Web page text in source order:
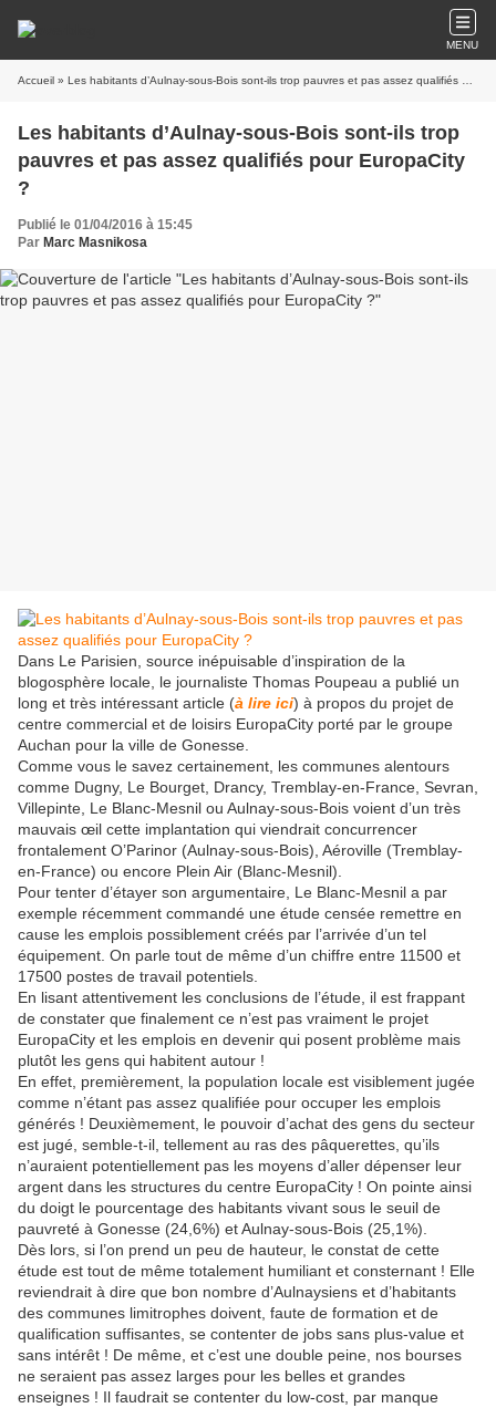
MENU
Accueil » Les habitants d’Aulnay-sous-Bois sont-ils trop pauvres et pas assez qualifiés pour EuropaCity ?
Les habitants d’Aulnay-sous-Bois sont-ils trop
pauvres et pas assez qualifiés pour EuropaCity
?
Publié le 01/04/2016 à 15:45
Par Marc Masnikosa
Dans Le Parisien, source inépuisable d’inspiration de la
blogosphère locale, le journaliste Thomas Poupeau a publié un
long et très intéressant article (à lire ici) à propos du projet de
centre commercial et de loisirs EuropaCity porté par le groupe
Auchan pour la ville de Gonesse.
Comme vous le savez certainement, les communes alentours
comme Dugny, Le Bourget, Drancy, Tremblay-en-France, Sevran,
Villepinte, Le Blanc-Mesnil ou Aulnay-sous-Bois voient d’un très
mauvais œil cette implantation qui viendrait concurrencer
frontalement O’Parinor (Aulnay-sous-Bois), Aéroville (Tremblay-
en-France) ou encore Plein Air (Blanc-Mesnil).
Pour tenter d’étayer son argumentaire, Le Blanc-Mesnil a par
exemple récemment commandé une étude censée remettre en
cause les emplois possiblement créés par l’arrivée d’un tel
équipement. On parle tout de même d’un chiffre entre 11500 et
17500 postes de travail potentiels.
En lisant attentivement les conclusions de l’étude, il est frappant
de constater que finalement ce n’est pas vraiment le projet
EuropaCity et les emplois en devenir qui posent problème mais
plutôt les gens qui habitent autour !
En effet, premièrement, la population locale est visiblement jugée
comme n’étant pas assez qualifiée pour occuper les emplois
générés ! Deuxièmement, le pouvoir d’achat des gens du secteur
est jugé, semble-t-il, tellement au ras des pâquerettes, qu’ils
n’auraient potentiellement pas les moyens d’aller dépenser leur
argent dans les structures du centre EuropaCity ! On pointe ainsi
du doigt le pourcentage des habitants vivant sous le seuil de
pauvreté à Gonesse (24,6%) et Aulnay-sous-Bois (25,1%).
Dès lors, si l’on prend un peu de hauteur, le constat de cette
étude est tout de même totalement humiliant et consternant ! Elle
reviendrait à dire que bon nombre d’Aulnaysiens et d’habitants
des communes limitrophes doivent, faute de formation et de
qualification suffisantes, se contenter de jobs sans plus-value et
sans intérêt ! De même, et c’est une double peine, nos bourses
ne seraient pas assez larges pour les belles et grandes
enseignes ! Il faudrait se contenter du low-cost, par manque